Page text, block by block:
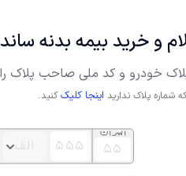
و خرید بیمه بدنه
خودرو و کد ملی صاحب پلاک را
شماره پلاک ندارید اینجا کلیک کنید.